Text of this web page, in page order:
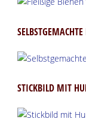
STICKBILD MIT